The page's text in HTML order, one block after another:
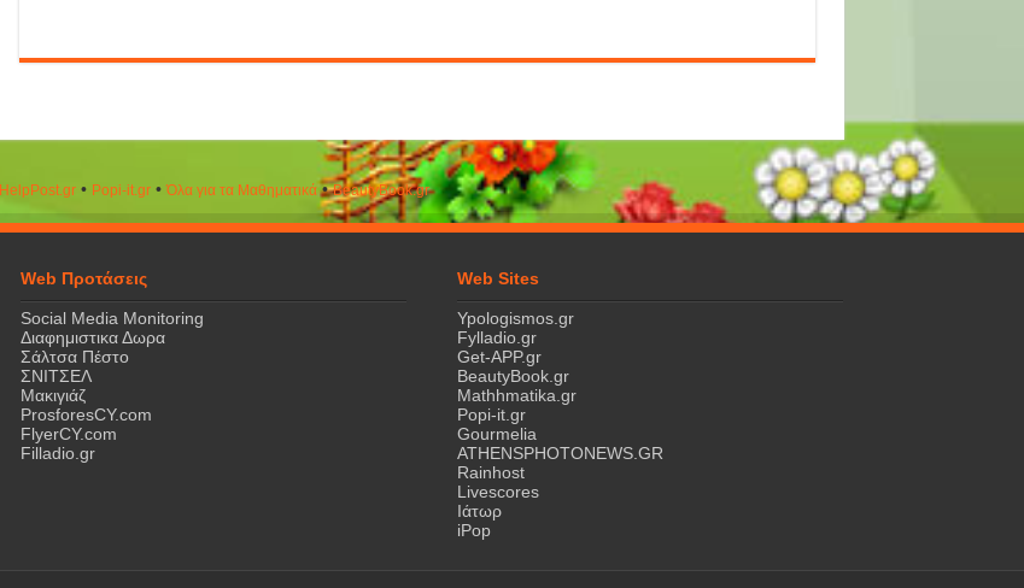
HelpPost.gr• Popi-it.gr•Όλα για τα Μαθηματικά•ΒeautyΒook.gr
Web Προτάσεις
Social Media Monitoring
Διαφημιστικα Δωρα
Σάλτσα Πέστο
ΣΝΙΤΣΕΛ
Μακιγιάζ
ProsforesCY.com
FlyerCY.com
Filladio.gr
Web Sites
Ypologismos.gr
Fylladio.gr
Get-APP.gr
BeautyBook.gr
Mathhmatika.gr
Popi-it.gr
Gourmelia
ATHENSPHOTONEWS.GR
Rainhost
Livescores
Ιάτωρ
iPop